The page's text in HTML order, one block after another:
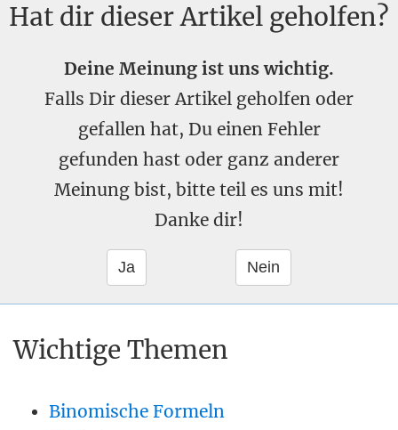
Hat dir dieser Artikel geholfen?
Deine Meinung ist uns wichtig.
Falls Dir dieser Artikel geholfen oder
gefallen hat, Du einen Fehler
gefunden hast oder ganz anderer
Meinung bist, bitte teil es uns mit!
Danke dir!
Wichtige Themen
Binomische Formeln